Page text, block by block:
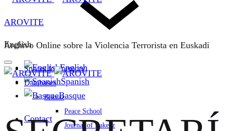
English
English
Spanish
Basque
Contact
AROVITE
Archivo Online sobre la Violencia Terrorista en Euskadi
Spaces for memory
Databases
Bakeaz
Peace School
Journal of Bakeaz